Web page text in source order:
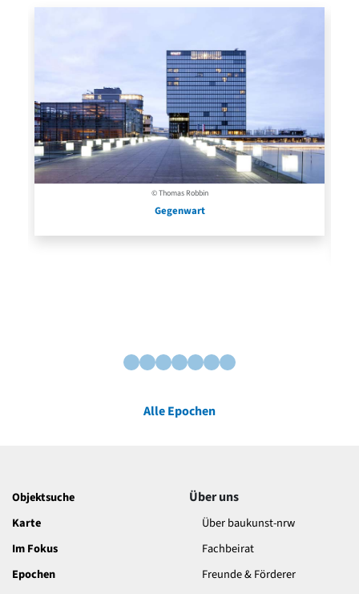
© Thomas Robbin
Gegenwart
Alle Epochen
Objektsuche
Karte
Im Fokus
Epochen
Über uns
Über baukunst-nrw
Fachbeirat
Freunde & Förderer